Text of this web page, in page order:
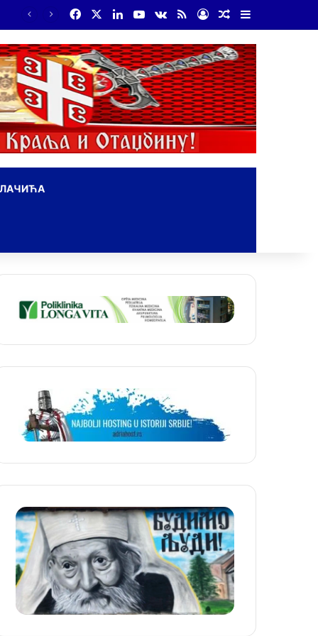
FacebookLinkedInYouTube
vk.com
RSS Log InRandom Article